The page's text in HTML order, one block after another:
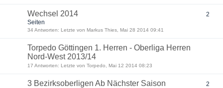
Wechsel 2014
2
Seiten
34 Antworten: Letzte von Markus Thies, Mai 28 2014 09:41
Torpedo Göttingen 1. Herren - Oberliga Herren
Nord-West 2013/14
17 Antworten: Letzte von Torpedo, Mai 12 2014 08:23
3 Bezirksoberligen Ab Nächster Saison
2